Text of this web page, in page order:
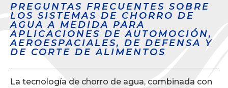
PREGUNTAS FRECUENTES SOBRE
LOS SISTEMAS DE CHORRO DE
AGUA A MEDIDA PARA
APLICACIONES DE AUTOMOCIÓN,
AEROESPACIALES, DE DEFENSA Y
DE CORTE DE ALIMENTOS
La tecnología de chorro de agua, combinada con